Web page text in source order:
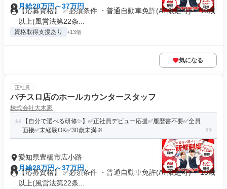
月給28万円～37万円
【応募資格】 ✅必須条件 ・普通自動車免許(AT限定可) ・18歳
以上(風営法第22条...
資格取得支援あり +13個
気になる
正社員
パチスロ店のホールカウンタースタッフ
株式会社大木家
【自分で選べる研修✨】✅正社員デビュー応援✅履歴書不要✅全員
面接✅未経験OK✅30歳未満※
愛知県豊橋市広小路
月給28万円～37万円
【応募資格】 ✅必須条件 ・普通自動車免許(AT限定可) ・18歳
以上(風営法第22条...